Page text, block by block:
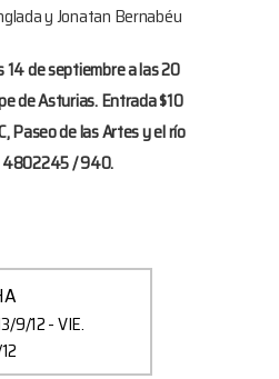
y Jonatan Bernabéu
14 de septiembre a las 20
de Asturias. Entrada $10
Paseo de las Artes y el río
4802245 / 940.
9/12- VIE.